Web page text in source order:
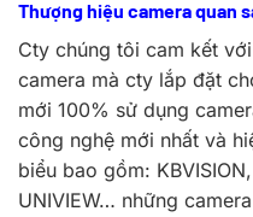
Thượng hiệu camera quan
Cty chúng tôi cam kết
camera mà cty lắp đặt
mới 100% sử dụng
công nghệ mới nhất và
biểu bao gồm:
UNIVIEW… những